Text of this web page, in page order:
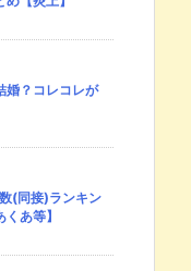
婚？コレコレが
(同接)ランキン
あ等】